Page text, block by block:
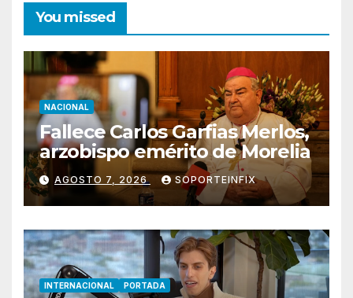
You missed
NACIONAL
Fallece Carlos Garfias Merlos,
arzobispo emérito de Morelia
AGOSTO 7, 2026 SOPORTEINFIX
INTERNACIONAL PORTADA